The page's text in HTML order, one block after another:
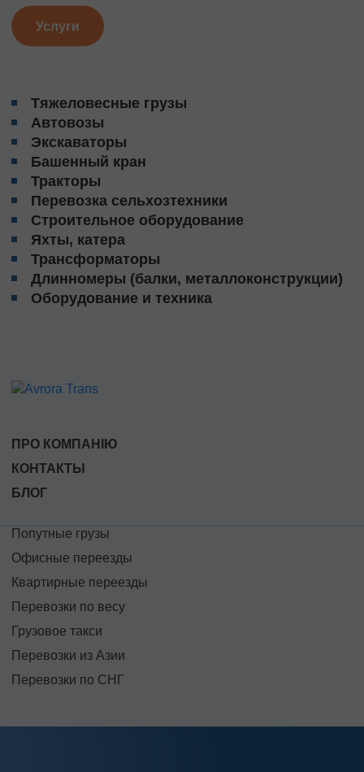
Услуги
Тяжeловеcные гpузы
Автовозы
Экскаваторы
Башенный кран
Тракторы
Перевозка сельхозтехники
Строительное оборудование
Яхты, катера
Трансформаторы
Длинномеры (балки, металлоконструкции)
Оборудование и техника
ПРО КОМПАНІЮ
КОНТАКТЫ
БЛОГ
Попутные грузы
Офисные переезды
Квартирные переезды
Перевозки по весу
Грузовое такси
Перевозки из Азии
Перевозки по СНГ